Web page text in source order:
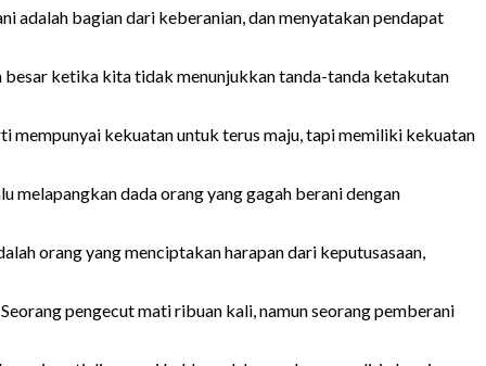
adalah bagian dari keberanian, dan menyatakan pendapat
besar ketika kita tidak menunjukkan tanda-tanda ketakutan
mempunyai kekuatan untuk terus maju, tapi memiliki kekuatan
melapangkan dada orang yang gagah berani dengan
orang yang menciptakan harapan dari keputusasaan,
pengecut mati ribuan kali, namun seorang pemberani